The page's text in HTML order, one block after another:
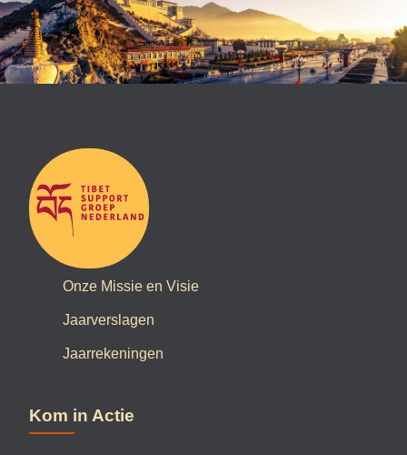
Onze Missie en Visie
Jaarverslagen
Jaarrekeningen
Kom in Actie